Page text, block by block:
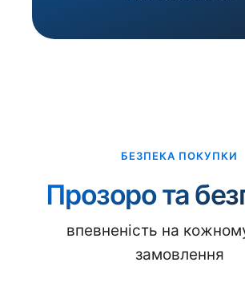
БЕЗПЕКА ПОКУПКИ
Прозоро та
впевненість на
замовлення